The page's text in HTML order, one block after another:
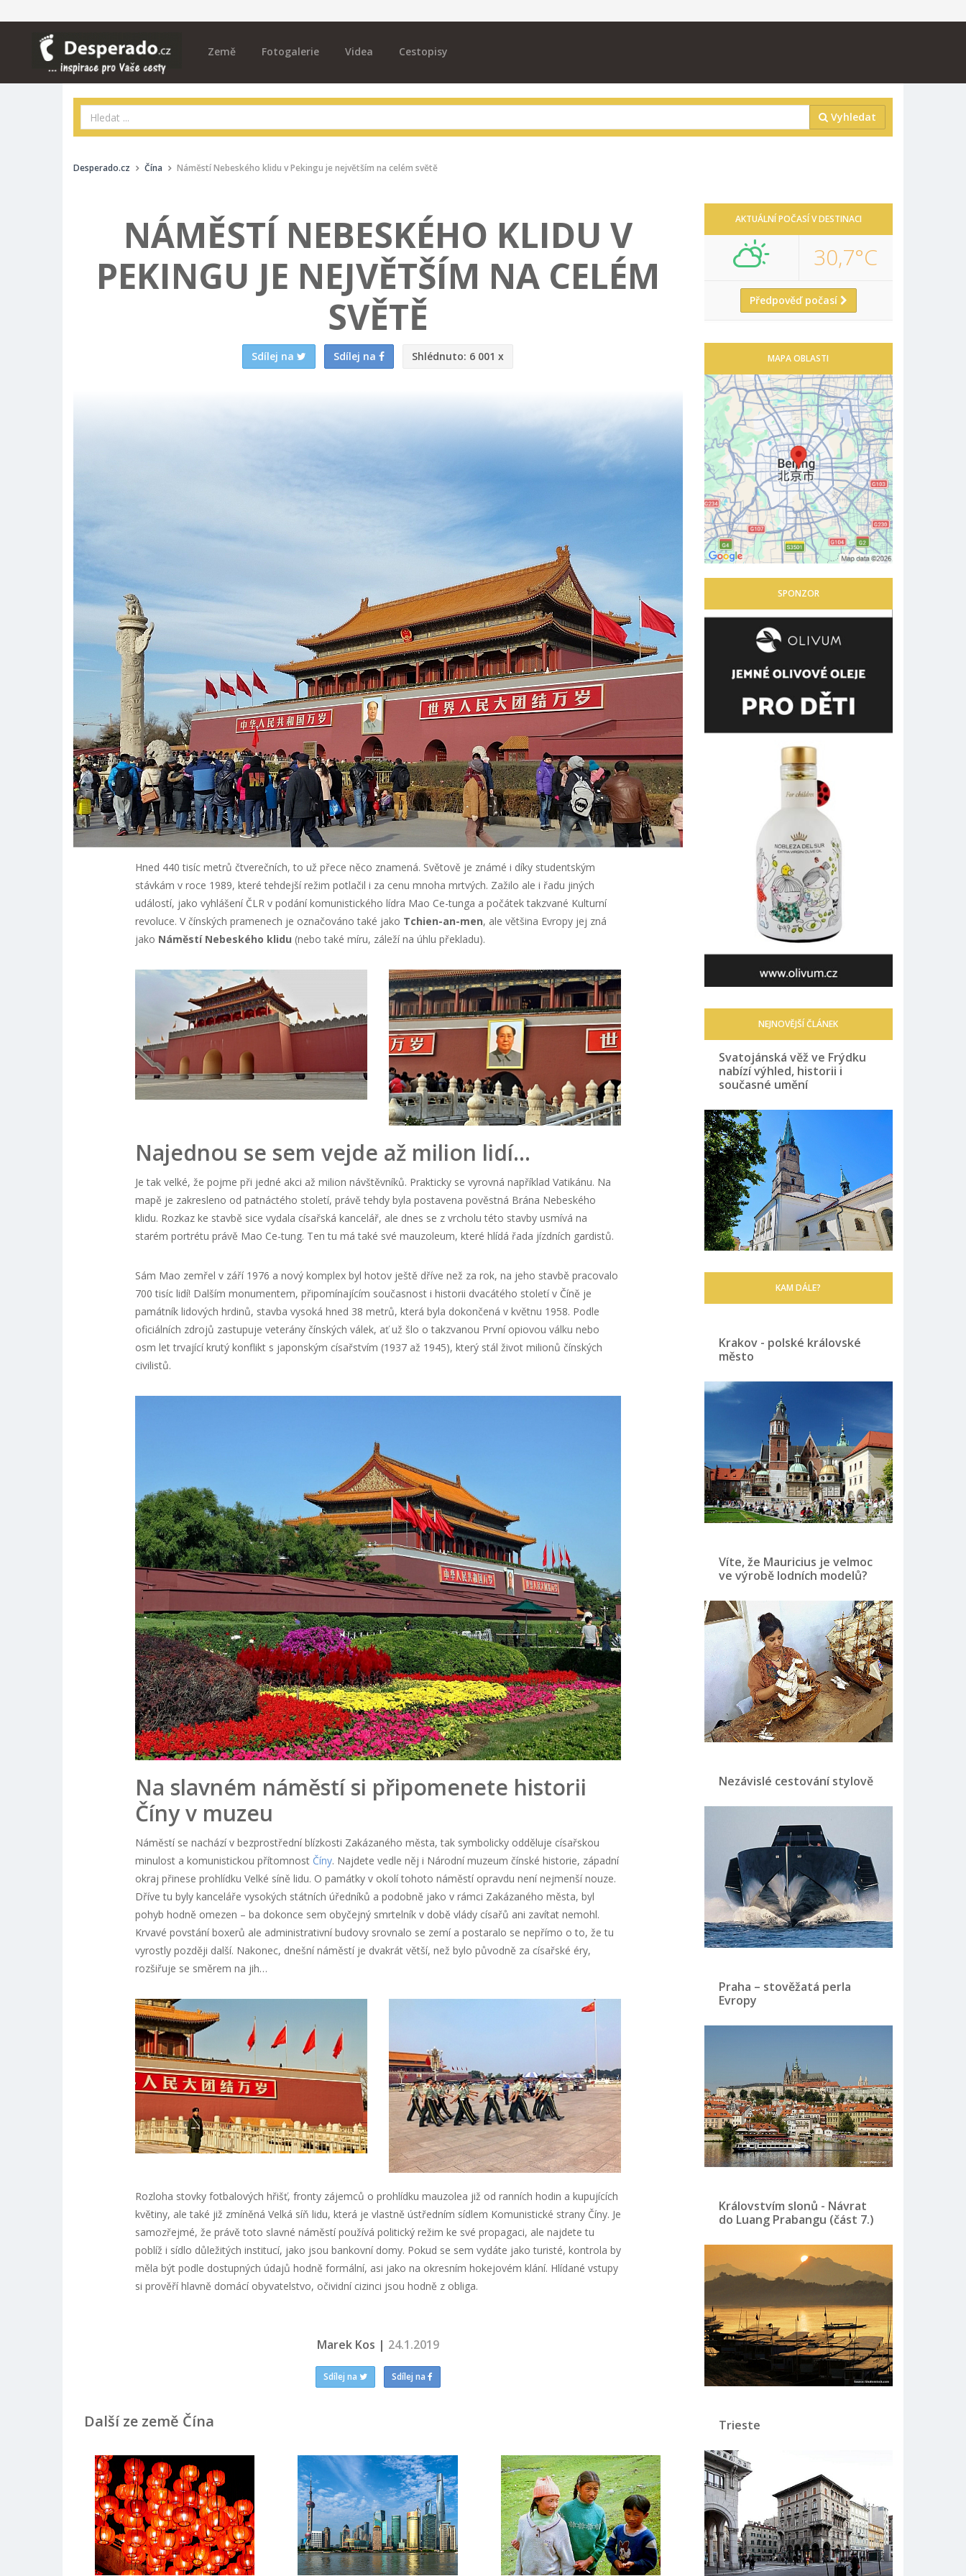
Země Fotogalerie Videa Cestopisy
Vyhledat
Desperado.cz Čína Náměstí Nebeského klidu v Pekingu je největším na celém světě
NÁMĚSTÍ NEBESKÉHO KLIDU V
PEKINGU JE NEJVĚTŠÍM NA CELÉM
SVĚTĚ
Sdílej na Sdílej na Shlédnuto: 6 001 x
Hned 440 tisíc metrů čtverečních, to už přece něco znamená. Světově je známé i díky studentským
stávkám v roce 1989, které tehdejší režim potlačil i za cenu mnoha mrtvých. Zažilo ale i řadu jiných
událostí, jako vyhlášení ČLR v podání komunistického lídra Mao Ce-tunga a počátek takzvané Kulturní
revoluce. V čínských pramenech je označováno také jako Tchien-an-men, ale většina Evropy jej zná
jako Náměstí Nebeského klidu (nebo také míru, záleží na úhlu překladu).
Najednou se sem vejde až milion lidí…
Je tak velké, že pojme při jedné akci až milion návštěvníků. Prakticky se vyrovná například Vatikánu. Na
mapě je zakresleno od patnáctého století, právě tehdy byla postavena pověstná Brána Nebeského
klidu. Rozkaz ke stavbě sice vydala císařská kancelář, ale dnes se z vrcholu této stavby usmívá na
starém portrétu právě Mao Ce-tung. Ten tu má také své mauzoleum, které hlídá řada jízdních gardistů.
Sám Mao zemřel v září 1976 a nový komplex byl hotov ještě dříve než za rok, na jeho stavbě pracovalo
700 tisíc lidí! Dalším monumentem, připomínajícím současnost i historii dvacátého století v Číně je
památník lidových hrdinů, stavba vysoká hned 38 metrů, která byla dokončená v květnu 1958. Podle
oficiálních zdrojů zastupuje veterány čínských válek, ať už šlo o takzvanou První opiovou válku nebo
osm let trvající krutý konflikt s japonským císařstvím (1937 až 1945), který stál život milionů čínských
civilistů.
Na slavném náměstí si připomenete historii
Číny v muzeu
Náměstí se nachází v bezprostřední blízkosti Zakázaného města, tak symbolicky odděluje císařskou
minulost a komunistickou přítomnost Číny. Najdete vedle něj i Národní muzeum čínské historie, západní
okraj přinese prohlídku Velké síně lidu. O památky v okolí tohoto náměstí opravdu není nejmenší nouze.
Dříve tu byly kanceláře vysokých státních úředníků a podobně jako v rámci Zakázaného města, byl
pohyb hodně omezen – ba dokonce sem obyčejný smrtelník v době vlády císařů ani zavítat nemohl.
Krvavé povstání boxerů ale administrativní budovy srovnalo se zemí a postaralo se nepřímo o to, že tu
vyrostly později další. Nakonec, dnešní náměstí je dvakrát větší, než bylo původně za císařské éry,
rozšiřuje se směrem na jih…
Rozloha stovky fotbalových hřišť, fronty zájemců o prohlídku mauzolea již od ranních hodin a kupujících
květiny, ale také již zmíněná Velká síň lidu, která je vlastně ústředním sídlem Komunistické strany Číny. Je
samozřejmé, že právě toto slavné náměstí používá politický režim ke své propagaci, ale najdete tu
poblíž i sídlo důležitých institucí, jako jsou bankovní domy. Pokud se sem vydáte jako turisté, kontrola by
měla být podle dostupných údajů hodně formální, asi jako na okresním hokejovém klání. Hlídané vstupy
si prověří hlavně domácí obyvatelstvo, očividní cizinci jsou hodně z obliga.
Marek Kos | 24.1.2019
Sdílej na Sdílej na
Další ze země Čína
AKTUÁLNÍ POČASÍ V DESTINACI
30,7°C
Předpověď počasí
MAPA OBLASTI
SPONZOR
NEJNOVĚJŠÍ ČLÁNEK
Svatojánská věž ve Frýdku
nabízí výhled, historii i
současné umění
KAM DÁLE?
Krakov - polské královské
město
Víte, že Mauricius je velmoc
ve výrobě lodních modelů?
Nezávislé cestování stylově
Praha – stověžatá perla
Evropy
Královstvím slonů - Návrat
do Luang Prabangu (část 7.)
Trieste